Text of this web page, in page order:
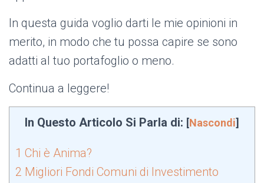
In questa guida voglio darti le mie opinioni in
merito, in modo che tu possa capire se sono
adatti al tuo portafoglio o meno.
Continua a leggere!
In Questo Articolo Si Parla di: [Nascondi]
1 Chi è Anima?
2 Migliori Fondi Comuni di Investimento